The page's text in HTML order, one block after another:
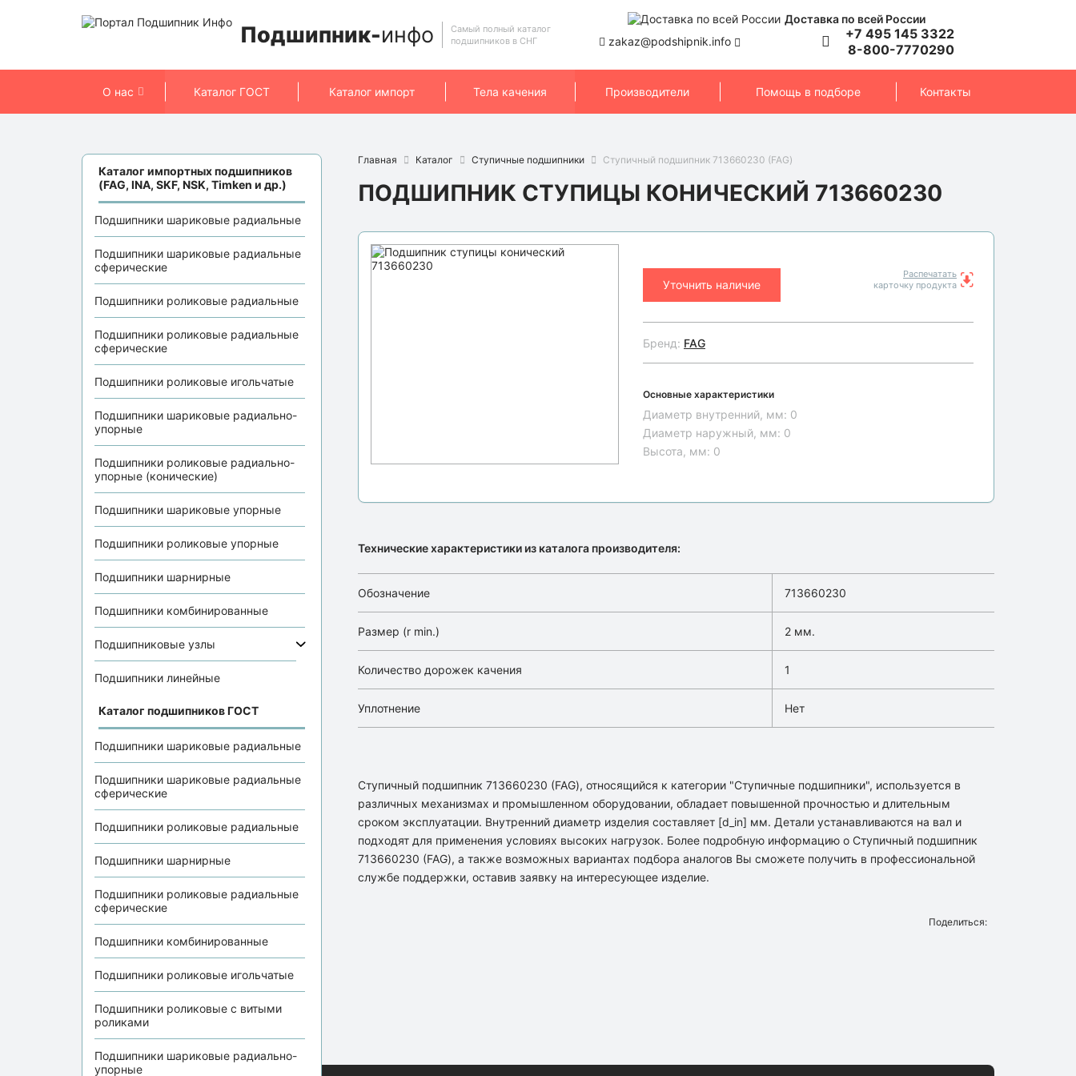
Подшипник-инфо
Самый полный каталог
подшипников в СНГ
Доставка по всей России
zakaz@podshipnik.info
+7 495 145 3322
8-800-7770290
О нас Каталог ГОСТ Каталог импорт Тела качения Производители Помощь в подборе Контакты
Каталог импортных подшипников
(FAG, INA, SKF, NSK, Timken и др.)
Подшипники шариковые радиальные
Подшипники шариковые радиальные
сферические
Подшипники роликовые радиальные
Подшипники роликовые радиальные
сферические
Подшипники роликовые игольчатые
Подшипники шариковые радиально-
упорные
Подшипники роликовые радиально-
упорные (конические)
Подшипники шариковые упорные
Подшипники роликовые упорные
Подшипники шарнирные
Подшипники комбинированные
Подшипниковые узлы
Подшипники линейные
Каталог подшипников ГОСТ
Подшипники шариковые радиальные
Подшипники шариковые радиальные
сферические
Подшипники роликовые радиальные
Подшипники шарнирные
Подшипники роликовые радиальные
сферические
Подшипники комбинированные
Подшипники роликовые игольчатые
Подшипники роликовые с витыми
роликами
Подшипники шариковые радиально-
упорные
Главная Каталог Ступичные подшипники Ступичный подшипник 713660230 (FAG)
ПОДШИПНИК СТУПИЦЫ КОНИЧЕСКИЙ 713660230
Уточнить наличие
Распечатать
карточку продукта
Бренд: FAG
Основные характеристики
Диаметр внутренний, мм: 0
Диаметр наружный, мм: 0
Высота, мм: 0
Технические характеристики из каталога производителя:
Обозначение 713660230
Размер (r min.) 2 мм.
Количество дорожек качения 1
Уплотнение Нет
Ступичный подшипник 713660230 (FAG), относящийся к категории "Ступичные подшипники", используется в
различных механизмах и промышленном оборудовании, обладает повышенной прочностью и длительным
сроком эксплуатации. Внутренний диаметр изделия составляет [d_in] мм. Детали устанавливаются на вал и
подходят для применения условиях высоких нагрузок. Более подробную информацию о Ступичный подшипник
713660230 (FAG), а также возможных вариантах подбора аналогов Вы сможете получить в профессиональной
службе поддержки, оставив заявку на интересующее изделие.
Поделиться: